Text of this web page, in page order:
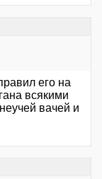
его на
всякими
вачей и